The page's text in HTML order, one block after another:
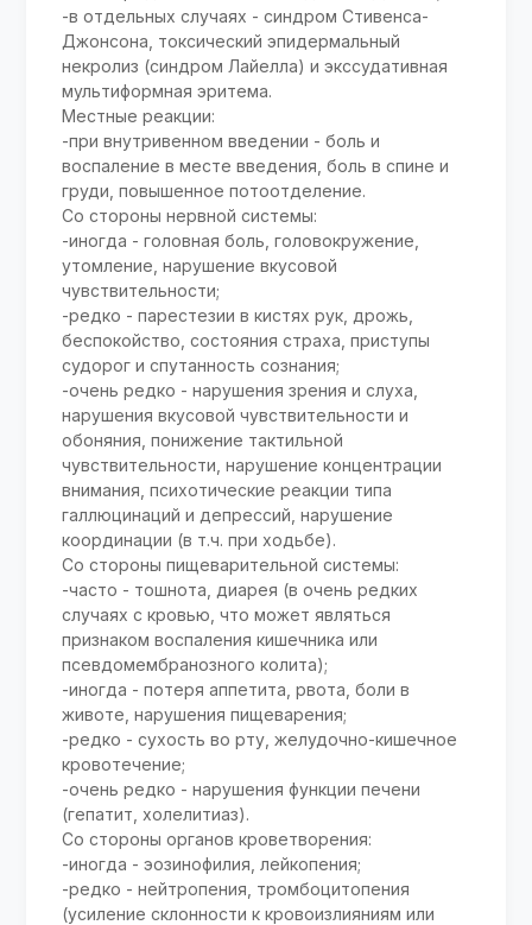
-в отдельных случаях - синдром Стивенса-
Джонсона, токсический эпидермальный
некролиз (синдром Лайелла) и экссудативная
мультиформная эритема.
Местные реакции:
-при внутривенном введении - боль и
воспаление в месте введения, боль в спине и
груди, повышенное потоотделение.
Со стороны нервной системы:
-иногда - головная боль, головокружение,
утомление, нарушение вкусовой
чувствительности;
-редко - парестезии в кистях рук, дрожь,
беспокойство, состояния страха, приступы
судорог и спутанность сознания;
-очень редко - нарушения зрения и слуха,
нарушения вкусовой чувствительности и
обоняния, понижение тактильной
чувствительности, нарушение концентрации
внимания, психотические реакции типа
галлюцинаций и депрессий, нарушение
координации (в т.ч. при ходьбе).
Со стороны пищеварительной системы:
-часто - тошнота, диарея (в очень редких
случаях с кровью, что может являться
признаком воспаления кишечника или
псевдомембранозного колита);
-иногда - потеря аппетита, рвота, боли в
животе, нарушения пищеварения;
-редко - сухость во рту, желудочно-кишечное
кровотечение;
-очень редко - нарушения функции печени
(гепатит, холелитиаз).
Со стороны органов кроветворения:
-иногда - эозинофилия, лейкопения;
-редко - нейтропения, тромбоцитопения
(усиление склонности к кровоизлияниям или